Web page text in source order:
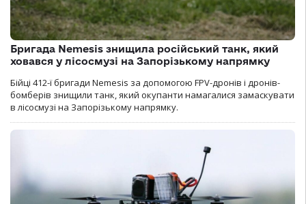
Бригада Nemesis знищила російський танк, який
ховався у лісосмузі на Запорізькому напрямку
Бійці 412-ї бригади Nemesis за допомогою FPV-дронів і дронів-
бомберів знищили танк, який окупанти намагалися замаскувати
в лісосмузі на Запорізькому напрямку.